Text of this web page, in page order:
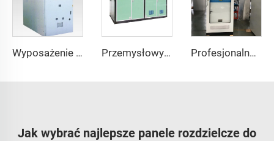
Wyposażenie Przełącznikowe Serii KYN61 Przemysłowy Stacja Transformatorowa w Budynku Profesjonalna Tablica Sterująca Pompą Wodną z PLC – Rozwiązanie przy stałym ciśnieniu
Jak wybrać najlepsze panele rozdzielcze do